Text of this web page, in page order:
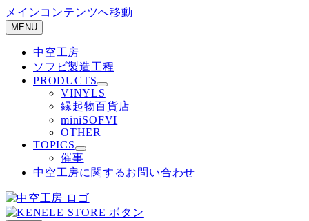
メインコンテンツへ移動
MENU
中空工房
ソフビ製造工程
PRODUCTS
VINYLS
縁起物百貨店
miniSOFVI
OTHER
TOPICS
催事
中空工房に関するお問い合わせ